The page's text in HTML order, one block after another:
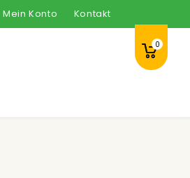
Mein Konto Kontakt
0